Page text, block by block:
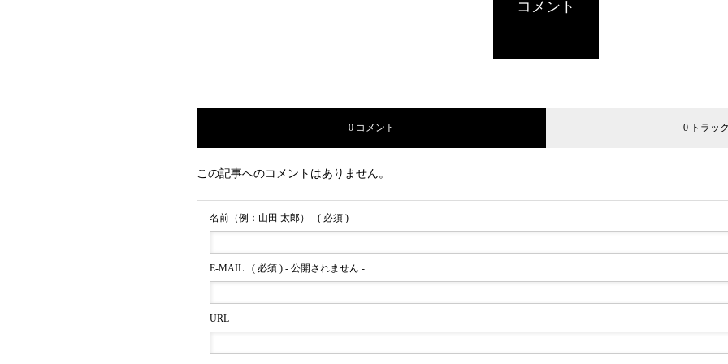
コメント
0 コメント 0 トラッ
この記事へのコメントはありません。
名前（例：山田 太郎） ( 必須 )
E-MAIL ( 必須 ) - 公開されません -
URL